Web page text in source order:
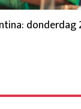
donderdag